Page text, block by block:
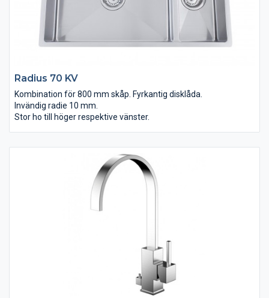
Radius 70 KV
Kombination för 800 mm skåp. Fyrkantig disklåda.
Invändig radie 10 mm.
Stor ho till höger respektive vänster.